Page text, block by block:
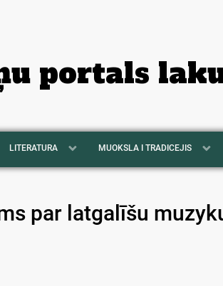
portals
LITERATURA MUOKSLA I TRADICEJIS
par latgalīšu